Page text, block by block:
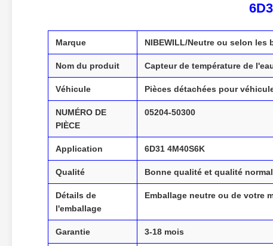
Marque NIBEWILL/Neutre ou selon les
Nom du produit Capteur de température de
Véhicule Pièces détachées pour
NUMÉRO DE
PIÈCE
05204-50300
Application 6D31 4M40S6K
Qualité Bonne qualité et qualité
Détails de
l'emballage
Emballage neutre ou de votre
Garantie 3-18 mois